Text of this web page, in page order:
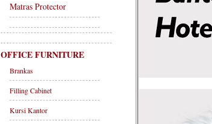
Matras Protector
OFFICE FURNITURE
Brankas
Filling Cabinet
Kursi Kantor